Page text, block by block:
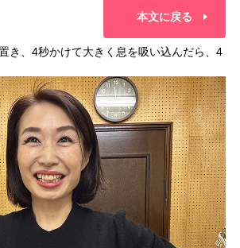
本文に戻る
き、4秒かけて大きく息を吸い込んだら、4